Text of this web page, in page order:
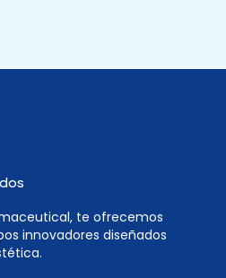
te ofrecemos
innovadores diseñados